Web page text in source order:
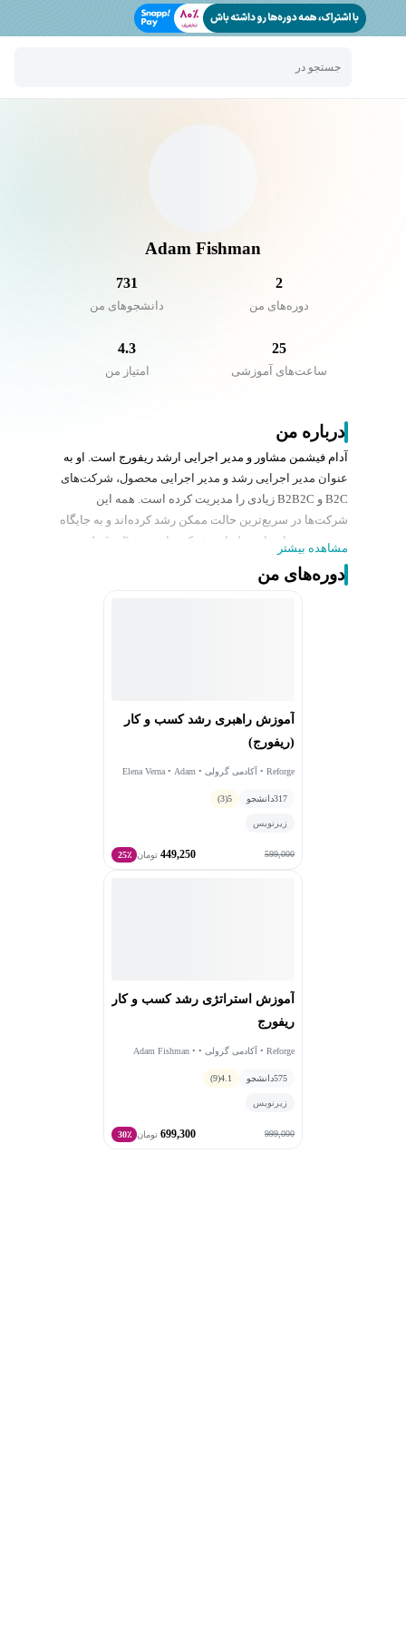
جستجو در
Adam Fishman
2
دوره‌های من
731
دانشجو‌های من
25
ساعت‌های آموزشی
4.3
امتیاز من
درباره من
آدام فیشمن مشاور و مدیر اجرایی ارشد ریفورج است. او به
عنوان مدیر اجرایی رشد و مدیر اجرایی محصول، شرکت‌های
B2C و B2B2C زیادی را مدیریت کرده است. همه این
شرکت‌ها در سریع‌ترین حالت ممکن رشد کرده‌اند و به جایگاه
خوبی رسیده‌اند. از جمله این شرکت‌ها، Patreon و Lyft
مشاهده بیشتر
دوره‌های من
آموزش راهبری رشد کسب و کار
(ریفورج)
Reforge • آکادمی گرولی • Elena Verna • Adam
317دانشجو 5
(3)
زیرنویس
599,000
449,250 تومان 25٪
آموزش استراتژی رشد کسب و کار
ریفورج
Reforge • آکادمی گرولی • Adam Fishman •
575دانشجو 4.1
(9)
زیرنویس
999,000
699,300 تومان 30٪